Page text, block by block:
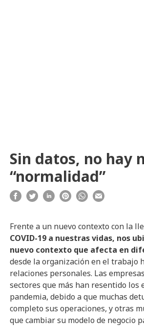
Sin datos, no hay
“normalidad”
Frente a un nuevo contexto con la
COVID-19 a nuestras vidas, nos
nuevo contexto que afecta en
desde la organización en el trabajo
relaciones personales. Las
sectores que más han resentido los
pandemia, debido a que muchas
completo sus operaciones, y otras
que cambiar su modelo de negocio